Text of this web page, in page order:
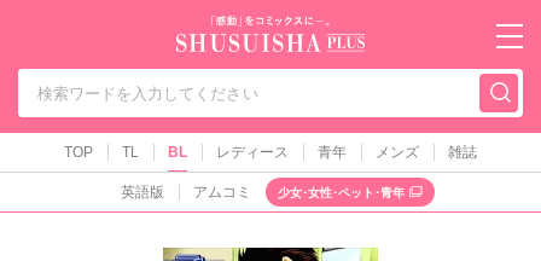
秋水社PLUS（テ
TOP TL BL レディース 青年 メンズ 雑誌
英語版 アムコミ 少女･女性･ペット･青年